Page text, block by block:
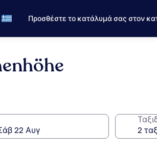
Προσθέστε το κατάλυμά σας στον